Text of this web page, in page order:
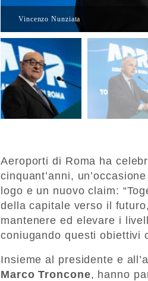
Vincenzo Nunziata
Aeroporti di Roma ha
cinquant’anni,
logo e un nuovo claim:
della capitale verso il
mantenere ed elevare i
coniugando questi obiettivi
Insieme al presidente e
Marco Troncone, hanno